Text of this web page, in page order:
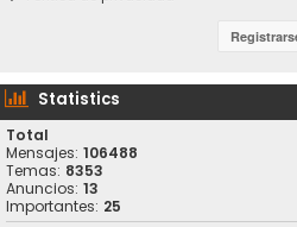
Statistics
Total
Mensajes: 106488
Temas: 8353
Anuncios: 13
Importantes: 25